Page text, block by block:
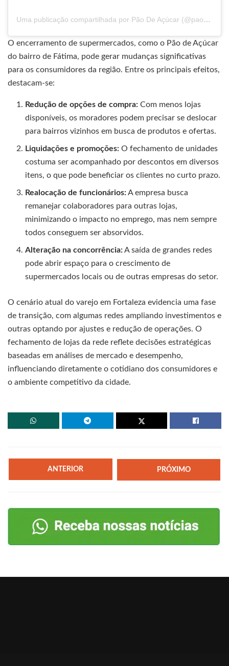
Uma publicação compartilhada por Pão De Açúcar (@paodeacucar)
O encerramento de supermercados, como o Pão de Açúcar
do bairro de Fátima, pode gerar mudanças significativas
para os consumidores da região. Entre os principais efeitos,
destacam-se:
Redução de opções de compra: Com menos lojas
disponíveis, os moradores podem precisar se deslocar
para bairros vizinhos em busca de produtos e ofertas.
Liquidações e promoções: O fechamento de unidades
costuma ser acompanhado por descontos em diversos
itens, o que pode beneficiar os clientes no curto prazo.
Realocação de funcionários:A empresa busca
remanejar colaboradores para outras lojas,
minimizando o impacto no emprego, mas nem sempre
todos conseguem ser absorvidos.
Alteração na concorrência:A saída de grandes redes
pode abrir espaço para o crescimento de
supermercados locais ou de outras empresas do setor.
O cenário atual do varejo em Fortaleza evidencia uma fase
de transição, com algumas redes ampliando investimentos e
outras optando por ajustes e redução de operações. O
fechamento de lojas da rede reflete decisões estratégicas
baseadas em análises de mercado e desempenho,
influenciando diretamente o cotidiano dos consumidores e
o ambiente competitivo da cidade.
ANTERIOR PRÓXIMO